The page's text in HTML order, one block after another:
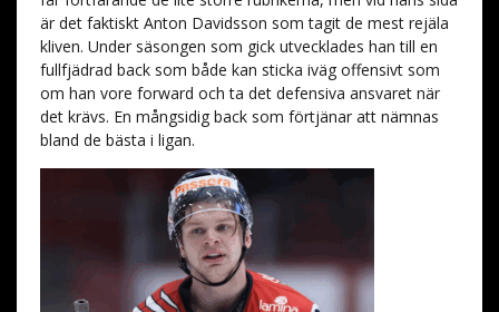
är det faktiskt Anton Davidsson som tagit de mest rejäla
kliven. Under säsongen som gick utvecklades han till en
fullfjädrad back som både kan sticka iväg offensivt som
om han vore forward och ta det defensiva ansvaret när
det krävs. En mångsidig back som förtjänar att nämnas
bland de bästa i ligan.